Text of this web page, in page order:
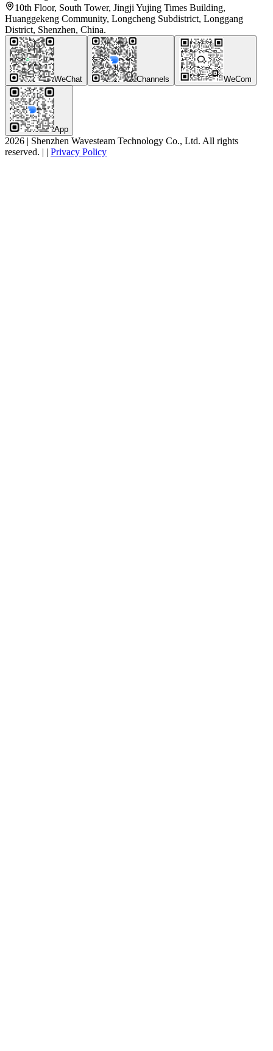
10th Floor, South Tower, Jingji Yujing Times Building,
Huanggekeng Community, Longcheng Subdistrict, Longgang
District, Shenzhen, China.
WeChat Channels WeCom
App
2026 | Shenzhen Wavesteam Technology Co., Ltd. All rights
reserved. | | Privacy Policy